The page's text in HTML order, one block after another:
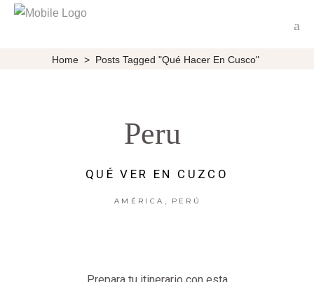
Home > Posts Tagged "Qué Hacer En Cusco"
Peru
QUÉ VER EN CUZCO
AMÉRICA , PERÚ